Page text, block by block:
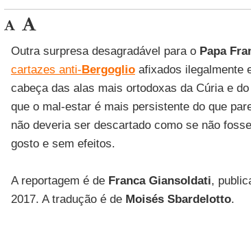
Outra surpresa desagradável para o Papa
cartazes anti-Bergoglioafixados ilegalmente
cabeça das alas mais ortodoxas da Cúria e
que o mal-estar é mais persistente do que
não deveria ser descartado como se não
gosto e sem efeitos.
A reportagem é de Franca Giansoldati,
2017. A tradução é de Moisés Sbardelotto.